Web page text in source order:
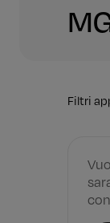
Filtri